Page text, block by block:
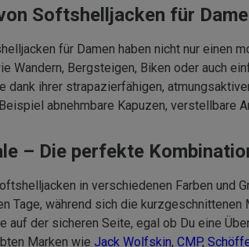
Softshelljacken für
für Damen haben nicht nur
Wandern, Bergsteigen, Biken oder auch
dank ihrer strapazierfähigen,
abnehmbare Kapuzen,
– Die perfekte
in verschiedenen Farben
Tage, während sich die
auf der sicheren Seite, egal ob Du eine
Marken wie Jack Wolfskin, CMP,